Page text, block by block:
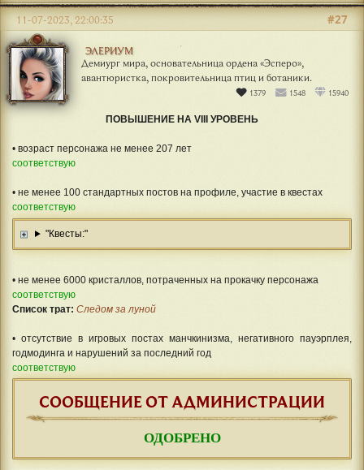
ЭЛЕРИУМ
Демиург мира, основательница ордена «Эсперо»,
авантюристка, покровительница птиц и ботаники.
1379 1548 15940
#27
11-07-2023, 22:00:35
ПОВЫШЕНИЕ НА VIII УРОВЕНЬ
• возраст персонажа не менее 207 лет
соответствую
• не менее 100 стандартных постов на профиле, участие в квестах
соответствую
"Квесты:"
• не менее 6000 кристаллов, потраченных на прокачку персонажа
соответствую
Список трат: Следом за луной
• отсутствие в игровых постах манчкинизма, негативного пауэрплея,
годмодинга и нарушений за последний год
соответствую
СООБЩЕНИЕ ОТ АДМИНИСТРАЦИИ
ОДОБРЕНО